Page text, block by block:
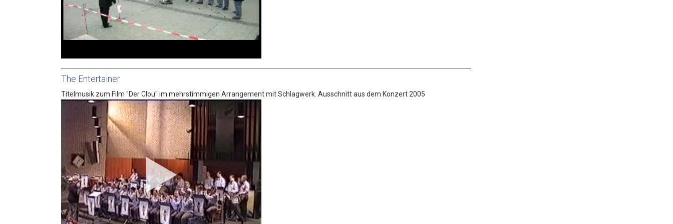
The Entertainer
Titelmusik zum Film "Der Clou" im mehrstimmigen Arrangement mit Schlagwerk. Ausschnitt aus dem Konzert 2005